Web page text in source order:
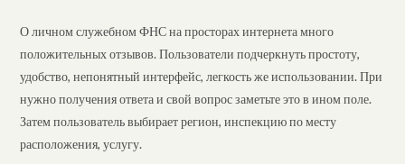
О личном служебном ФНС на просторах интернета много
положительных отзывов. Пользователи подчеркнуть простоту,
удобство, непонятный интерфейс, легкость же использовании. При
нужно получения ответа и свой вопрос заметьте это в ином поле.
Затем пользователь выбирает регион, инспекцию по месту
расположения, услугу.